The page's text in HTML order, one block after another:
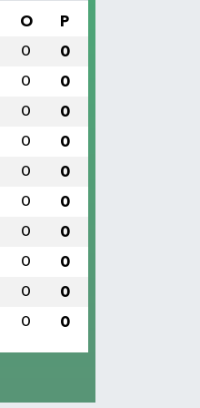
O P
0 0
0 0
0 0
0 0
0 0
0 0
0 0
0 0
0 0
0 0